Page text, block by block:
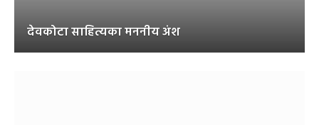
देवकोटा साहित्यका मननीय अंश